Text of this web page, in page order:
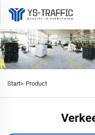
Start> Product